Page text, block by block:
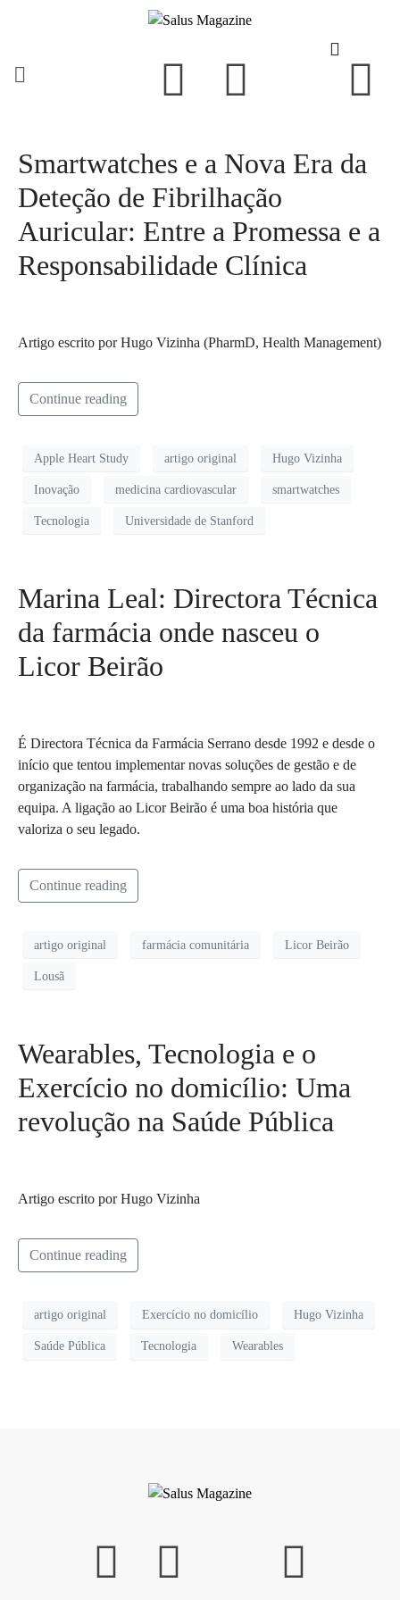
Smartwatches e a Nova Era da
Deteção de Fibrilhação
Auricular: Entre a Promessa e a
Responsabilidade Clínica
Artigo escrito por Hugo Vizinha (PharmD, Health Management)
Continue reading
Apple Heart Study artigo original Hugo Vizinha
Inovação medicina cardiovascular smartwatches
Tecnologia Universidade de Stanford
Marina Leal: Directora Técnica
da farmácia onde nasceu o
Licor Beirão
É Directora Técnica da Farmácia Serrano desde 1992 e desde o
início que tentou implementar novas soluções de gestão e de
organização na farmácia, trabalhando sempre ao lado da sua
equipa. A ligação ao Licor Beirão é uma boa história que
valoriza o seu legado.
Continue reading
artigo original farmácia comunitária Licor Beirão
Lousã
Wearables, Tecnologia e o
Exercício no domicílio: Uma
revolução na Saúde Pública
Artigo escrito por Hugo Vizinha
Continue reading
artigo original Exercício no domicílio Hugo Vizinha
Saúde Pública Tecnologia Wearables